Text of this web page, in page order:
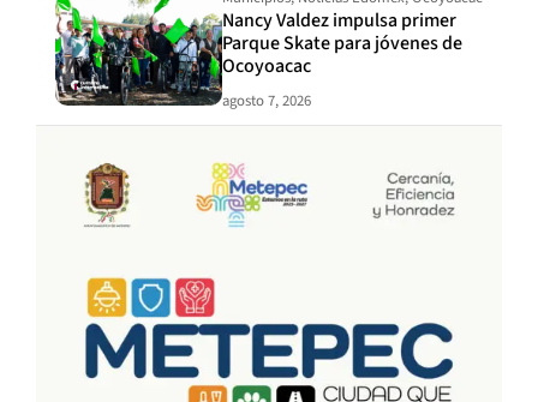
Nancy Valdez impulsa primer
Parque Skate para jóvenes de
Ocoyoacac
agosto 7, 2026